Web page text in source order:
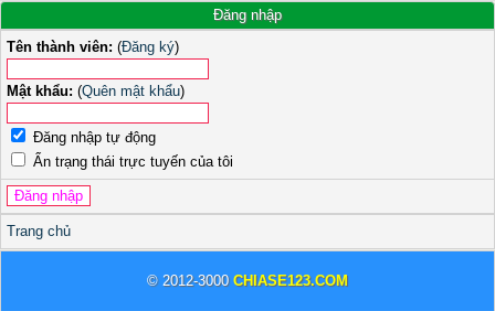
Đăng nhập
Tên thành viên: (Đăng ký)
Mật khẩu: (Quên mật khẩu)
Đăng nhập tự động
Ẩn trạng thái trực tuyến của tôi
Trang chủ
© 2012-3000 CHIASE123.COM